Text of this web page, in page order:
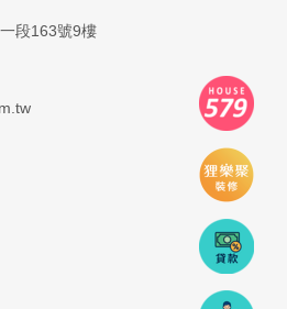
段163號9樓